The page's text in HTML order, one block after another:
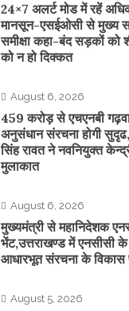
24×7 अलर्ट मोड में रहें
मानसून-एसईओसी से मुख्य
समीक्षा कहा-बंद सड़कों को
को न हो दिक्कत
August 6, 2026
459 करोड़ से एचएनबी
अनुसंधान संरचना होगी
सिंह रावत ने नवनियुक्त
मुलाकात
August 6, 2026
मुख्यमंत्री से महानिदेशक
भेंट,उत्तराखण्ड में एनसीसी
आधारभूत संरचना के विकास
August 5, 2026